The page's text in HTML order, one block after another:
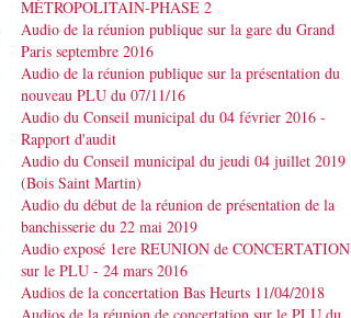
MÉTROPOLITAIN-PHASE 2
Audio de la réunion publique sur la gare du Grand
Paris septembre 2016
Audio de la réunion publique sur la présentation du
nouveau PLU du 07/11/16
Audio du Conseil municipal du 04 février 2016 -
Rapport d'audit
Audio du Conseil municipal du jeudi 04 juillet 2019
(Bois Saint Martin)
Audio du début de la réunion de présentation de la
banchisserie du 22 mai 2019
Audio exposé 1ere REUNION de CONCERTATION
sur le PLU - 24 mars 2016
Audios de la concertation Bas Heurts 11/04/2018